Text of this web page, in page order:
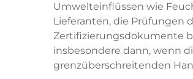
Umwelteinflüssen wie
Lieferanten, die Prüfungen
Zertifizierungsdokumente
insbesondere dann, wenn
grenzüberschreitenden